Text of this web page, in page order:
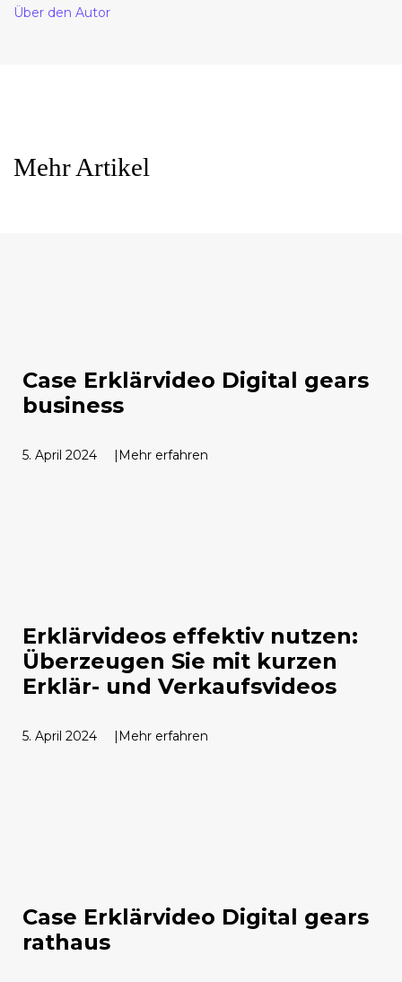
Über den Autor
Mehr Artikel
Case Erklärvideo Digital gears
business
5. April 2024 Mehr erfahren
Erklärvideos effektiv nutzen:
Überzeugen Sie mit kurzen
Erklär- und Verkaufsvideos
5. April 2024 Mehr erfahren
Case Erklärvideo Digital gears
rathaus